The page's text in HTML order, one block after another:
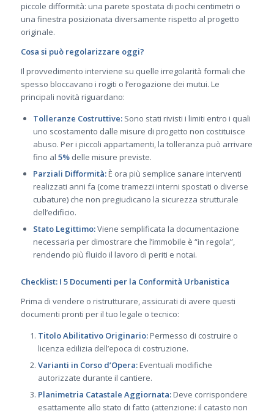
piccole difformità: una parete spostata di pochi centimetri o
una finestra posizionata diversamente rispetto al progetto
originale.
Cosa si può regolarizzare oggi?
Il provvedimento interviene su quelle irregolarità formali che
spesso bloccavano i rogiti o l’erogazione dei mutui. Le
principali novità riguardano:
Tolleranze Costruttive:Sono stati rivisti i limiti entro i quali
uno scostamento dalle misure di progetto non costituisce
abuso. Per i piccoli appartamenti, la tolleranza può arrivare
fino al 5%delle misure previste.
Parziali Difformità:È ora più semplice sanare interventi
realizzati anni fa (come tramezzi interni spostati o diverse
cubature) che non pregiudicano la sicurezza strutturale
dell’edificio.
Stato Legittimo:Viene semplificata la documentazione
necessaria per dimostrare che l’immobile è “in regola”,
rendendo più fluido il lavoro di periti e notai.
Checklist: I 5 Documenti per la Conformità Urbanistica
Prima di vendere o ristrutturare, assicurati di avere questi
documenti pronti per il tuo legale o tecnico:
Titolo Abilitativo Originario:Permesso di costruire o
licenza edilizia dell’epoca di costruzione.
Varianti in Corso d’Opera:Eventuali modifiche
autorizzate durante il cantiere.
Planimetria Catastale Aggiornata:Deve corrispondere
esattamente allo stato di fatto (attenzione: il catasto non